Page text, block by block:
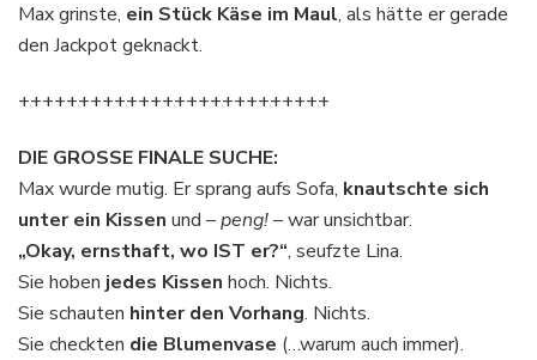
Max grinste, ein Stück Käse im Maul, als hätte er gerade
den Jackpot geknackt.
++++++++++++++++++++++++++
DIE GROSSE FINALE SUCHE:
Max wurde mutig. Er sprang aufs Sofa, knautschte sich
unter ein Kissen und –peng!– war unsichtbar.
„Okay, ernsthaft, wo IST er?“, seufzte Lina.
Sie hoben jedes Kissen hoch. Nichts.
Sie schauten hinter den Vorhang. Nichts.
Sie checkten die Blumenvase (…warum auch immer).